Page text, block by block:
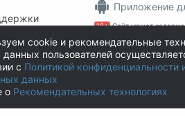
Приложение
18+ Сайт может
достигшими 18 лет!
На информационном
рекомендательные
Author.Today ©
cookie и рекомендательные
данных пользователей
с Политикой конфиденциальности
данных
о Рекомендательных технологиях